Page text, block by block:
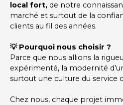
local fort, de notre
marché et surtout de la
clients au fil des années.
💡 Pourquoi nous choisir ?
Parce que nous allions la
expérimenté, la modernité
surtout une culture du service
Chez nous, chaque projet